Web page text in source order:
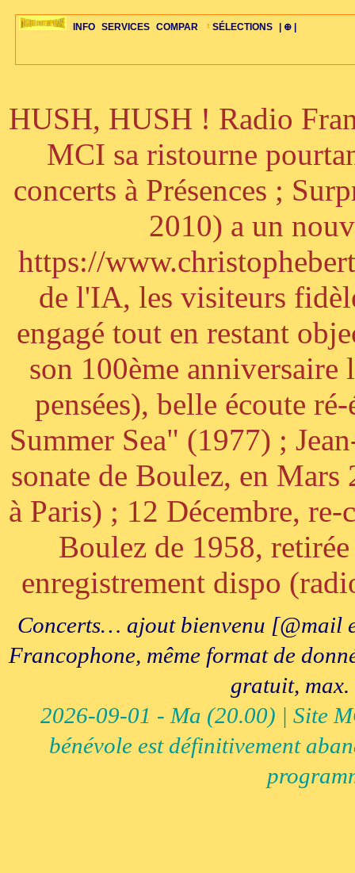
INFO
ÉDITORIAUX ACTUS-CONCERTS HISTOIRE PAYS STYLES-ÉCOLES
SERVICES
MAJ-LISTE ARCH-CONCERTS LIENS RADIOS VIDÉOS PLAN FAQS
COMPAR
SÉLECTION GUIDE-EXPRESS ŒUVRES BIOGRAPHIES PERSPECTIVE
SÉLECTIONS
SÉLECTION COMPOS-INTRO COMPO-INDIV ŒUVRES-INDIV
| ⊕ |
20ÈME PARAL 1001 CD TOP-REC BONUS-ROMANS BONUS-FILMS
CELLO-C
ALTO-C
VIOLON-C
PIANO-CONC GRAND-
HUSH, HUSH ! Radio
MCI sa ristourne
concerts à Présences ;
2010) a un
https://
de l'IA, les visiteurs
engagé tout en restant
son 100ème
pensées), belle écoute
Summer Sea" (1977) ;
sonate de Boulez, en
à Paris) ; 12 Décembre,
Boulez de 1958,
enregistrement dispo
Concerts… ajout bienvenu [@mail
Francophone, même format de
gratuit,
2026-09-01 - Ma (20.00) | Site
bénévole est définitivement